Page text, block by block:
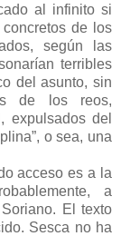
al infinito si
de los
según las
terribles
del asunto, sin
de los reos,
expulsados del
o sea, una
acceso es a la
a
El texto
Sesca no ha